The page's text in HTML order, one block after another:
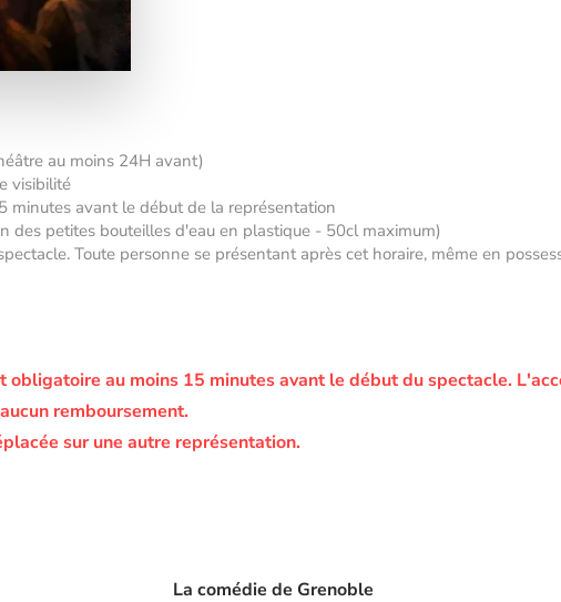
au moins 24H avant)
visibilité
minutes avant le début de la représentation
des petites bouteilles d'eau en plastique - 50cl maximum)
Toute personne se présentant après cet horaire, même en
obligatoire au moins 15 minutes avant le début du spectacle.
remboursement.
sur une autre représentation.
La comédie de Grenoble